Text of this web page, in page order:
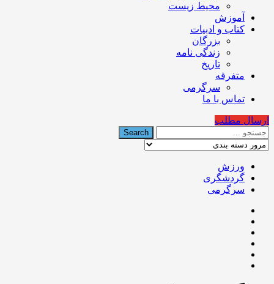
محیط زیست
آموزش
کتاب و ادبیات
بزرگان
زندگی نامه
تاریخ
متفرقه
سرگرمی
تماس با ما
ارسال مطلب
ورزش
گردشگری
سرگرمی